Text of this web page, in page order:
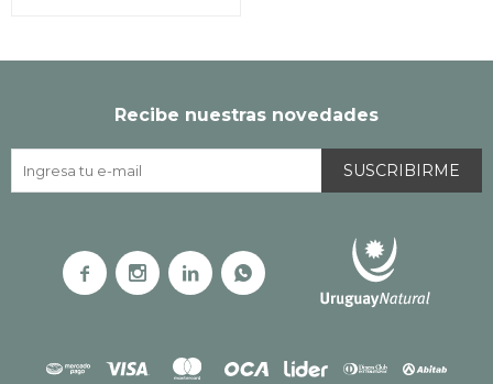
Recibe nuestras novedades
SUSCRIBIRME
   